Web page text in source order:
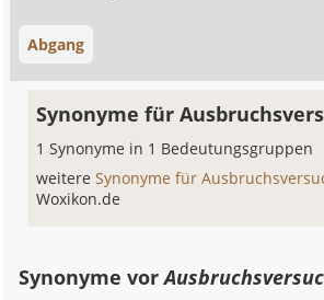
Abgang
Synonyme für
1 Synonyme in 1 Bedeutungsgruppen
weitereSynonyme für
Woxikon.de
Synonyme vor